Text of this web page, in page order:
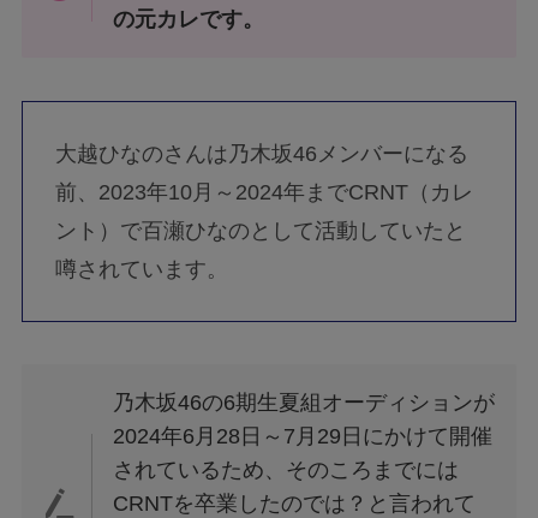
の元カレです。
大越ひなのさんは乃木坂46メンバーになる
前、2023年10月～2024年までCRNT（カレ
ント）で百瀬ひなのとして活動していたと
噂されています。
乃木坂46の6期生夏組オーディションが
2024年6月28日～7月29日にかけて開催
されているため、そのころまでには
CRNTを卒業したのでは？と言われて